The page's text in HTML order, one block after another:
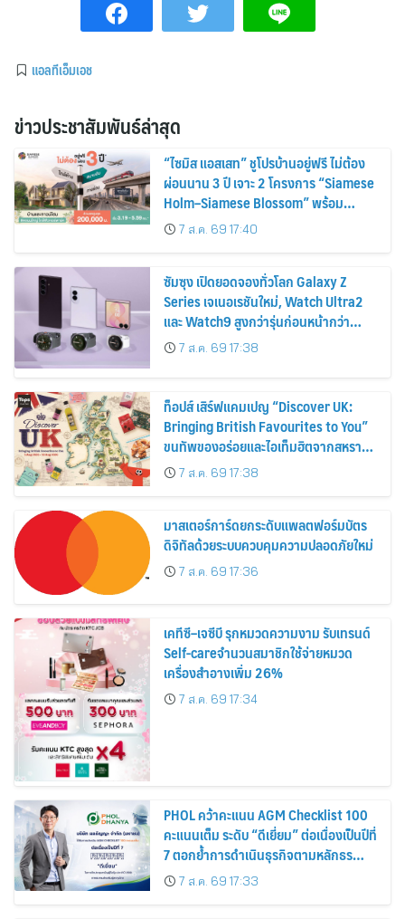
แอลทีเอ็มเอช
ข่าวประชาสัมพันธ์ล่าสุด
“ไซมิส แอสเสท” ชูโปรบ้านอยู่ฟรี ไม่ต้อง
ผ่อนนาน 3 ปี เจาะ 2 โครงการ “Siamese
Holm–Siamese Blossom” พร้อม
ส่วนลดและสิทธิพิเศษถึง 31 สิงหาคม
2569
7 ส.ค. 69 17:40
ซัมซุง เปิดยอดจองทั่วโลก Galaxy Z
Series เจเนอเรชันใหม่, Watch Ultra2
และ Watch9 สูงกว่ารุ่นก่อนหน้ากว่า
30%7 ส.ค. 69 17:38
ท็อปส์ เสิร์ฟแคมเปญ “Discover UK:
Bringing British Favourites to You”
ขนทัพของอร่อยและไอเท็มฮิตจากสหราช
อาณาจักร ส่งตรงถึงมือตั้งแต่วันนี้ – 18
สิงหาคมนี้
7 ส.ค. 69 17:38
มาสเตอร์การ์ดยกระดับแพลตฟอร์มบัตร
ดิจิทัลด้วยระบบควบคุมความปลอดภัยใหม่
7 ส.ค. 69 17:36
เคทีซี–เจซีบี รุกหมวดความงาม รับเทรนด์
Self-careจำนวนสมาชิกใช้จ่ายหมวด
เครื่องสำอางเพิ่ม 26%
7 ส.ค. 69 17:34
PHOL คว้าคะแนน AGM Checklist 100
คะแนนเต็ม ระดับ “ดีเยี่ยม” ต่อเนื่องเป็นปีที่
7 ตอกย้ำการดำเนินธุรกิจตามหลักธร
รมาภิบาล โปร่งใส สร้างความเชื่อมั่นผู้ถือ
หุ้น
7 ส.ค. 69 17:33